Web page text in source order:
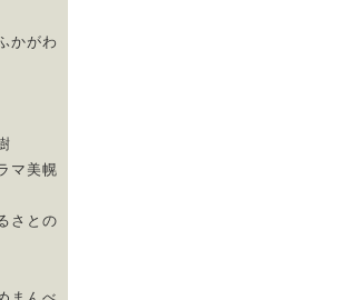
かがわ
マ美幌
さとの